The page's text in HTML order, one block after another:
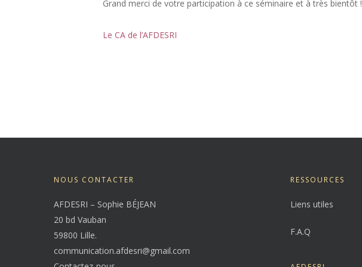
Grand merci de votre participation à ce séminaire et à très bientôt !
Le CA de l’AFDESRI
NOUS CONTACTER
AFDESRI – Sophie BÉJEAN
20 bd Vauban
59800 Lille.
communication.afdesri@gmail.com
RESSOURCES
Liens utiles
F.A.Q